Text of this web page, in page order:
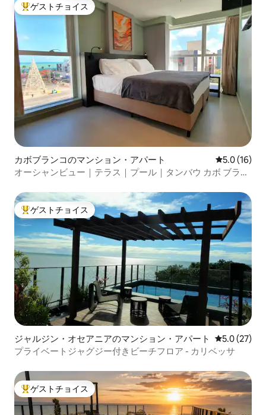
大好評のゲストチョイスです。
ゲストチョイス
カボブランコのマンション・アパート レビュー16
5.0 (16)
オーシャンビュー｜テラス｜プール｜タンバウ カボ ブラン
大好評のゲストチョイスです。
ゲストチョイス
ジャルジン・オセアニアのマンション・アパート レビュー27
5.0 (27)
プライベートジャグジー付きビーチフロア - カリベッサ
大好評のゲストチョイスです。
ゲストチョイス